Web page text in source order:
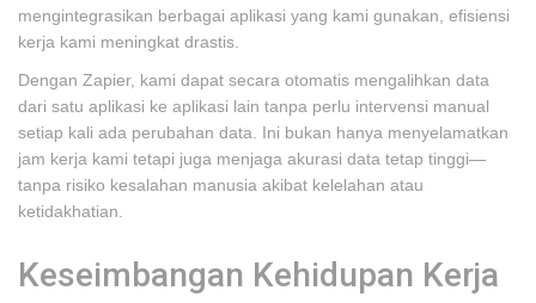
mengintegrasikan berbagai aplikasi yang kami gunakan, efisiensi
kerja kami meningkat drastis.
Dengan Zapier, kami dapat secara otomatis mengalihkan data
dari satu aplikasi ke aplikasi lain tanpa perlu intervensi manual
setiap kali ada perubahan data. Ini bukan hanya menyelamatkan
jam kerja kami tetapi juga menjaga akurasi data tetap tinggi—
tanpa risiko kesalahan manusia akibat kelelahan atau
ketidakhatian.
Keseimbangan Kehidupan Kerja